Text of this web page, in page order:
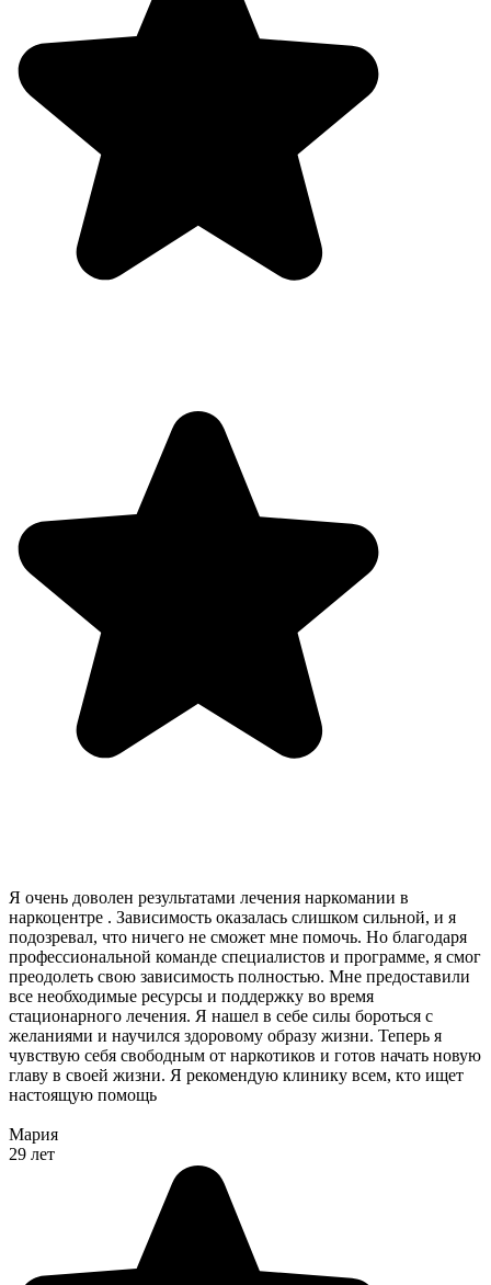
Я очень доволен результатами лечения наркомании в
наркоцентре . Зависимость оказалась слишком сильной, и я
подозревал, что ничего не сможет мне помочь. Но благодаря
профессиональной команде специалистов и программе, я смог
преодолеть свою зависимость полностью. Мне предоставили
все необходимые ресурсы и поддержку во время
стационарного лечения. Я нашел в себе силы бороться с
желаниями и научился здоровому образу жизни. Теперь я
чувствую себя свободным от наркотиков и готов начать новую
главу в своей жизни. Я рекомендую клинику всем, кто ищет
настоящую помощь
Мария
29 лет